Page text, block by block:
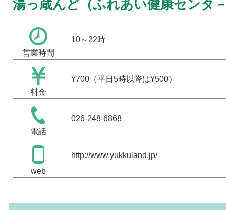
湯っ蔵んど（ふれあい健康センタ
営業時間
10～22時
料金
¥700（平日5時以降は¥500）
電話
026-248-6868
web
http://www.yukkuland.jp/